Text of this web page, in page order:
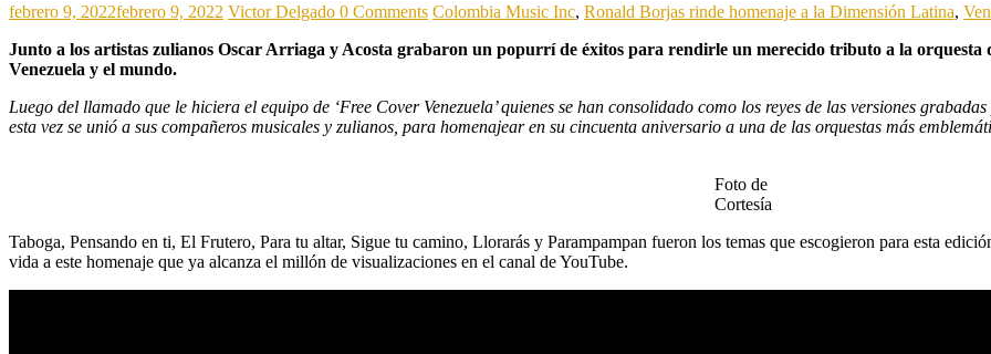
febrero 9, 2022febrero 9, 2022 Victor Delgado 0 Comments Colombia Music Inc, Ronald Borjas rinde homenaje a la Dimensión Latina,
Junto a los artistas zulianos Oscar Arriaga y Acosta grabaron un popurrí de éxitos para rendirle un merecido tributo a la orquesta
Venezuela y el mundo.
Luego del llamado que le hiciera el equipo de ‘Free Cover Venezuela’ quienes se han consolidado como los reyes de las versiones
esta vez se unió a sus compañeros musicales y zulianos, para homenajear en su cincuenta aniversario a una de las orquestas más
Foto de
Cortesía
Taboga, Pensando en ti, El Frutero, Para tu altar, Sigue tu camino, Llorarás y Parampampan fueron los temas que escogieron para esta
vida a este homenaje que ya alcanza el millón de visualizaciones en el canal de YouTube.